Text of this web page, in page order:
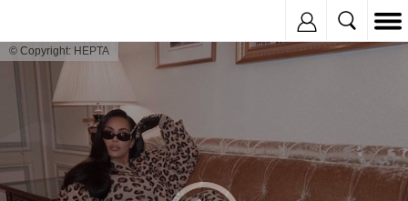
© Copyright: HEPTA